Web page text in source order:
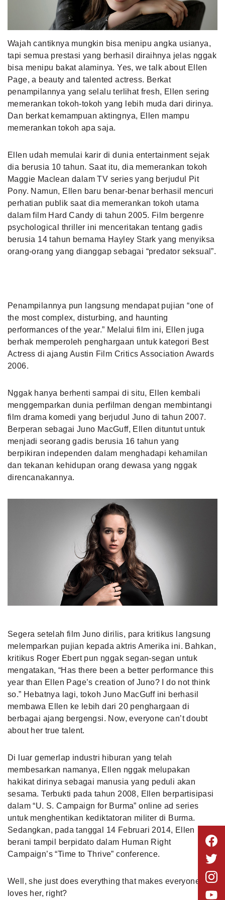
MLDPOINTS
SEARCH
Wajah cantiknya mungkin bisa menipu angka usianya,
tapi semua prestasi yang berhasil diraihnya jelas nggak
bisa menipu bakat alaminya. Yes, we talk about Ellen
Page, a beauty and talented actress. Berkat
penampilannya yang selalu terlihat fresh, Ellen sering
memerankan tokoh-tokoh yang lebih muda dari dirinya.
Dan berkat kemampuan aktingnya, Ellen mampu
memerankan tokoh apa saja.
Ellen udah memulai karir di dunia entertainment sejak
dia berusia 10 tahun. Saat itu, dia memerankan tokoh
Maggie Maclean dalam TV series yang berjudul Pit
Pony. Namun, Ellen baru benar-benar berhasil mencuri
perhatian publik saat dia memerankan tokoh utama
dalam film Hard Candy di tahun 2005. Film bergenre
psychological thriller ini menceritakan tentang gadis
berusia 14 tahun bernama Hayley Stark yang menyiksa
orang-orang yang dianggap sebagai “predator seksual”.
Penampilannya pun langsung mendapat pujian “one of
the most complex, disturbing, and haunting
performances of the year.” Melalui film ini, Ellen juga
berhak memperoleh penghargaan untuk kategori Best
Actress di ajang Austin Film Critics Association Awards
2006.
Nggak hanya berhenti sampai di situ, Ellen kembali
menggemparkan dunia perfilman dengan membintangi
film drama komedi yang berjudul Juno di tahun 2007.
Berperan sebagai Juno MacGuff, Ellen dituntut untuk
menjadi seorang gadis berusia 16 tahun yang
berpikiran independen dalam menghadapi kehamilan
dan tekanan kehidupan orang dewasa yang nggak
direncanakannya.
Segera setelah film Juno dirilis, para kritikus langsung
melemparkan pujian kepada aktris Amerika ini. Bahkan,
kritikus Roger Ebert pun nggak segan-segan untuk
mengatakan, “Has there been a better performance this
year than Ellen Page’s creation of Juno? I do not think
so.” Hebatnya lagi, tokoh Juno MacGuff ini berhasil
membawa Ellen ke lebih dari 20 penghargaan di
berbagai ajang bergengsi. Now, everyone can’t doubt
about her true talent.
Di luar gemerlap industri hiburan yang telah
membesarkan namanya, Ellen nggak melupakan
hakikat dirinya sebagai manusia yang peduli akan
sesama. Terbukti pada tahun 2008, Ellen berpartisipasi
dalam “U. S. Campaign for Burma” online ad series
untuk menghentikan kediktatoran militer di Burma.
Sedangkan, pada tanggal 14 Februari 2014, Ellen
berani tampil berpidato dalam Human Right
Campaign’s “Time to Thrive” conference.
Well, she just does everything that makes everyone
loves her, right?